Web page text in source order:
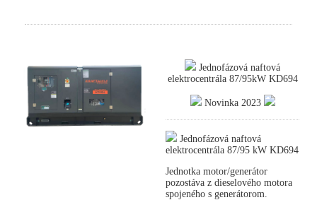
Jednofázová naftová
elektrocentrála 87/95kW KD694
Novinka 2023
Jednofázová naftová
elektrocentrála 87/95 kW KD694
Jednotka motor/generátor
pozostáva z dieselového motora
spojeného s generátorom.